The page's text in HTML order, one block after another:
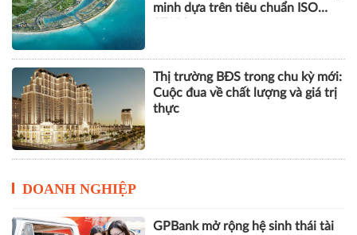
minh dựa trên tiêu chuẩn ISO
Thị trường BĐS trong chu kỳ mới:
Cuộc đua về chất lượng và giá trị
thực
DOANH NGHIỆP
GPBank mở rộng hệ sinh thái tài